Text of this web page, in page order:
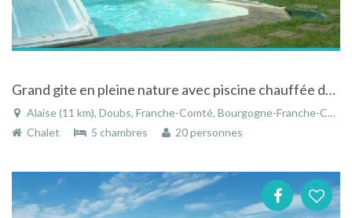
Grand gite en pleine nature avec piscine chauffée dans le Doubs
Alaise (11 km), Doubs, Franche-Comté, Bourgogne-Franche-Comté, France
Chalet
5 chambres 20 personnes